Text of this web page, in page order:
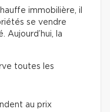
immobilière, il
se vendre
Aujourd’hui, la
toutes les
au prix